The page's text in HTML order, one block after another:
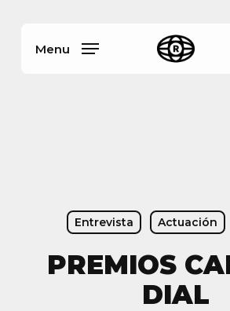
Menu
Entrevista Actuación
PREMIOS
DIAL